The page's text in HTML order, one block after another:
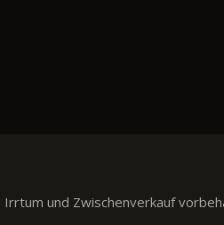
Irrtum und Zwischenverkauf